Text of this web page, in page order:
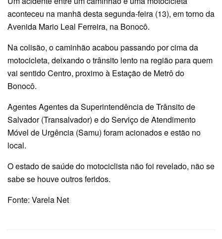
aconteceu na manhã desta segunda-feira (13), em torno da
Avenida Mario Leal Ferreira, na Bonocô.
Na colisão, o caminhão acabou passando por cima da
motocicleta, deixando o trânsito lento na região para quem
vai sentido Centro, proximo à Estação de Metrô do
Bonocô.
Agentes Agentes da Superintendência de Trânsito de
Salvador (Transalvador) e do Serviço de Atendimento
Móvel de Urgência (Samu) foram acionados e estão no
local.
O estado de saúde do motociclista não foi revelado, não se
sabe se houve outros feridos.
Fonte: Varela Net